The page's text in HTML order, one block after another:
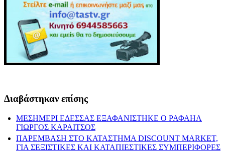
Διαβάστηκαν επίσης
ΜΕΣΗΜΕΡΙ ΕΔΕΣΣΑΣ ΕΞΑΦΑΝΙΣΤΗΚΕ Ο ΡΑΦΑΗΛ
ΓΙΩΡΓΟΣ ΚΑΡΑΙΤΣΟΣ
ΠΑΡΕΜΒΑΣΗ ΣΤΟ ΚΑΤΑΣΤΗΜΑ DISCOUNT MARKET,
ΓΙΑ ΣΕΞΙΣΤΙΚΕΣ ΚΑΙ ΚΑΤΑΠΙΕΣΤΙΚΕΣ ΣΥΜΠΕΡΙΦΟΡΕΣ